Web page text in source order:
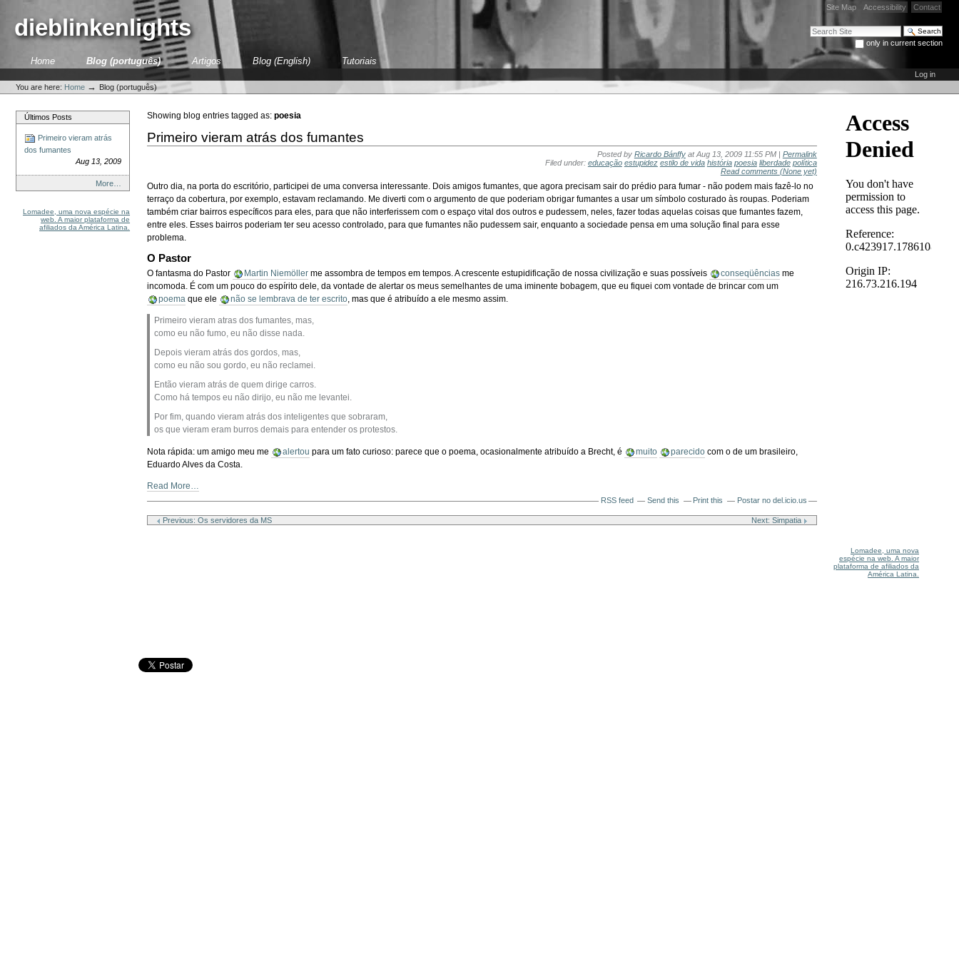
content.
Site Map Accessibility Contact
Search Site
only in current section
Advanced Search…
dieblinkenlights
SectionsHome Blog (português) Artigos Blog (English) Tutoriais
tools
Log in
You are here: Home → Blog (português)
Últimos Posts
Primeiro vieram atrás
dos fumantes
Aug 13, 2009
More…
Lomadee, uma nova espécie na
web. A maior plataforma de
afiliados da América Latina.
Showing blog entries tagged as:poesia
Primeiro vieram atrás dos fumantes
Posted by Ricardo Bánffy at Aug 13, 2009 11:55 PM | Permalink
Filed under: educação estupidez estilo de vida história poesia liberdade política
Read comments (None yet)
Outro dia, na porta do escritório, participei de uma conversa interessante. Dois amigos fumantes, que agora precisam sair do prédio para fumar - não podem mais fazê-lo no
terraço da cobertura, por exemplo, estavam reclamando. Me diverti com o argumento de que poderiam obrigar fumantes a usar um símbolo costurado às roupas. Poderiam
também criar bairros específicos para eles, para que não interferissem com o espaço vital dos outros e pudessem, neles, fazer todas aquelas coisas que fumantes fazem,
entre eles. Esses bairros poderiam ter seu acesso controlado, para que fumantes não pudessem sair, enquanto a sociedade pensa em uma solução final para esse
problema.
O Pastor
O fantasma do Pastor Martin Niemöller me assombra de tempos em tempos. A crescente estupidificação de nossa civilização e suas possíveis conseqüências me
incomoda. É com um pouco do espírito dele, da vontade de alertar os meus semelhantes de uma iminente bobagem, que eu fiquei com vontade de brincar com um
poema que ele não se lembrava de ter escrito, mas que é atribuído a ele mesmo assim.
Primeiro vieram atras dos fumantes, mas,
como eu não fumo, eu não disse nada.
Depois vieram atrás dos gordos, mas,
como eu não sou gordo, eu não reclamei.
Então vieram atrás de quem dirige carros.
Como há tempos eu não dirijo, eu não me levantei.
Por fim, quando vieram atrás dos inteligentes que sobraram,
os que vieram eram burros demais para entender os protestos.
Nota rápida: um amigo meu me alertou para um fato curioso: parece que o poema, ocasionalmente atribuído a Brecht, é muito parecido com o de um brasileiro,
Eduardo Alves da Costa.
Read More…
Actions
RSS feed Send this Print this Postar no del.icio.us
Previous: Os servidores da MS Next: Simpatia
Lomadee, uma nova
espécie na web. A maior
plataforma de afiliados da
América Latina.